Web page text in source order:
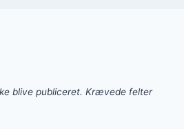
blive publiceret. Krævede felter